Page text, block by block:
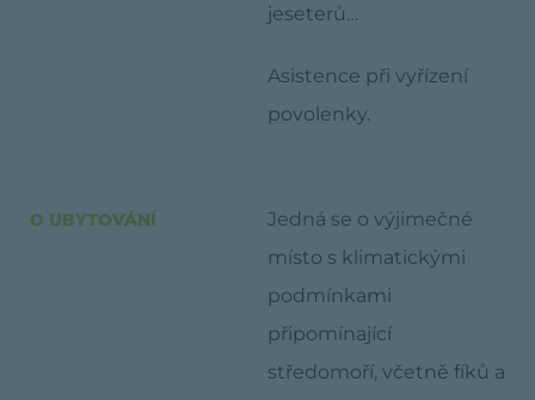
jeseterů…
Asistence při vyřízení
povolenky.
O UBYTOVÁNÍ
Jedná se o výjimečné
místo s klimatickými
podmínkami
připomínající
středomoří, včetně fíků a